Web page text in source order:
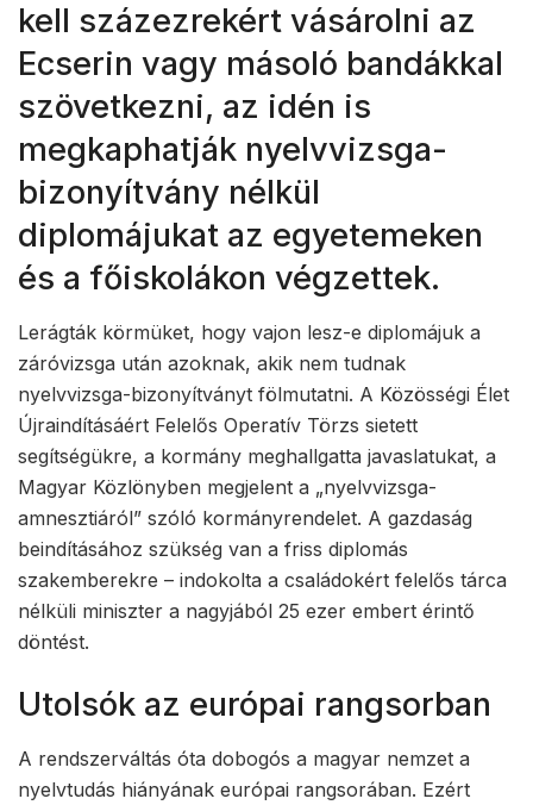
kell százezrekért vásárolni az
Ecserin vagy másoló bandákkal
szövetkezni, az idén is
megkaphatják nyelvvizsga-
bizonyítvány nélkül
diplomájukat az egyetemeken
és a főiskolákon végzettek.
Lerágták körmüket, hogy vajon lesz-e diplomájuk a
záróvizsga után azoknak, akik nem tudnak
nyelvvizsga-bizonyítványt fölmutatni. A Közösségi Élet
Újraindításáért Felelős Operatív Törzs sietett
segítségükre, a kormány meghallgatta javaslatukat, a
Magyar Közlönyben megjelent a „nyelvvizsga-
amnesztiáról” szóló kormányrendelet. A gazdaság
beindításához szükség van a friss diplomás
szakemberekre – indokolta a családokért felelős tárca
nélküli miniszter a nagyjából 25 ezer embert érintő
döntést.
Utolsók az európai rangsorban
A rendszerváltás óta dobogós a magyar nemzet a
nyelvtudás hiányának európai rangsorában. Ezért